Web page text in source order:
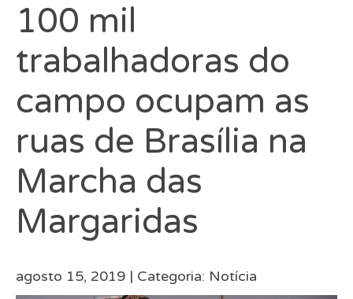
100 mil
trabalhadoras do
campo ocupam as
ruas de Brasília na
Marcha das
Margaridas
agosto 15, 2019 | Categoria: Notícia